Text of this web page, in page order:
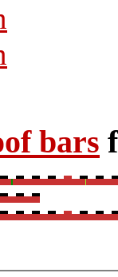
bars